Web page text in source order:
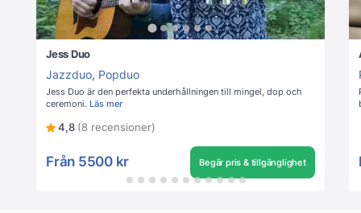
Jess Duo
Jazzduo, Popduo
Jess Duo är den perfekta underhållningen till mingel, dop och
ceremoni. Läs mer
4,8 (8 recensioner)
Från 5500 kr Begär pris & tillgänglighet